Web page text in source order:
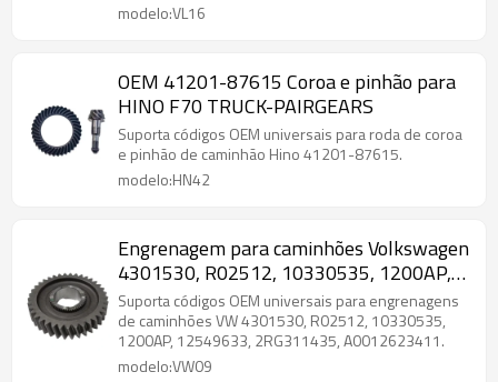
modelo:VL16
OEM 41201-87615 Coroa e pinhão para
HINO F70 TRUCK-PAIRGEARS
Suporta códigos OEM universais para roda de coroa
e pinhão de caminhão Hino 41201-87615.
modelo:HN42
Engrenagem para caminhões Volkswagen
4301530, R02512, 10330535, 1200AP,
12549633, 2RG311435, A0012623411-
PAIRGEARS
Suporta códigos OEM universais para engrenagens
de caminhões VW 4301530, R02512, 10330535,
1200AP, 12549633, 2RG311435, A0012623411.
modelo:VW09